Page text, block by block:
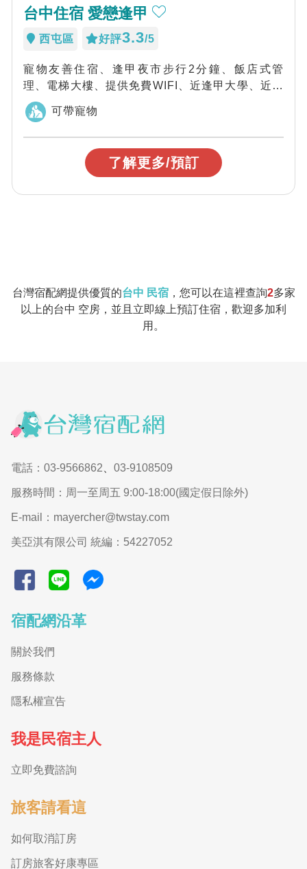
台中住宿 愛戀逢甲
西屯區 好評3.3/5
寵物友善住宿、逢甲夜市步行2分鐘、飯店式管
理、電梯大樓、提供免費WIFI、近逢甲大學、近秋
紅谷、生活機能超便利，「台中愛戀逢甲」環...
可帶寵物
了解更多/預訂
台灣宿配網提供優質的台中 民宿，您可以在這裡查詢2多家
以上的台中 空房，並且立即線上預訂住宿，歡迎多加利
用。
電話：03-9566862 03-9108509
服務時間：周一至周五 9:00-18:00(國定假日除外)
E-mail：mayercher@twstay.com
美亞淇有限公司 統編：54227052
宿配網沿革
關於我們
服務條款
隱私權宣告
我是民宿主人
立即免費諮詢
旅客請看這
如何取消訂房
訂房旅客好康專區